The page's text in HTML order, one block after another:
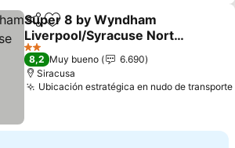
CompartirAgregar a favoritos
Super 8 by Wyndham
Liverpool/Syracuse North
Airport
Ver precios
2 Estrellas
8,2 Muy bueno
6.690
Siracusa
Ubicación estratégica en nudo de transporte